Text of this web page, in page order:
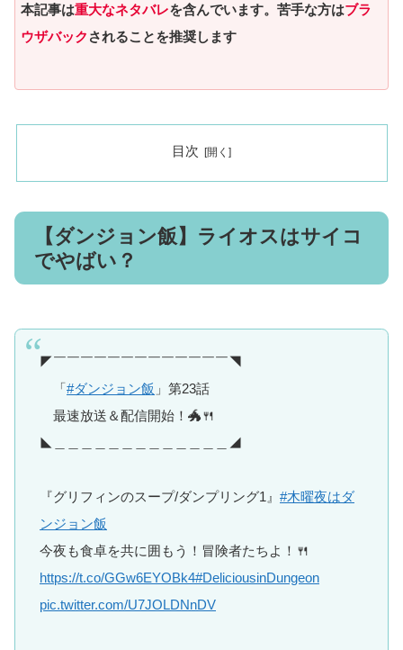
本記事は重大なネタバレを含んでいます。苦手な方はブラ
ウザバック されることを推奨します
目次
【ダンジョン飯】ライオスはサイコ
でやばい？
◤￣￣￣￣￣￣￣￣￣￣￣￣￣◥
「#ダンジョン飯 」第23話
最速放送＆配信開始！🐲🍴
◣＿＿＿＿＿＿＿＿＿＿＿＿＿◢
『グリフィンのスープ/ダンプリング1』 #木曜夜はダ
ンジョン飯
今夜も食卓を共に囲もう！冒険者たちよ！🍴
https://t.co/GGw6EYOBk4#DeliciousinDungeon
pic.twitter.com/U7JOLDNnDV